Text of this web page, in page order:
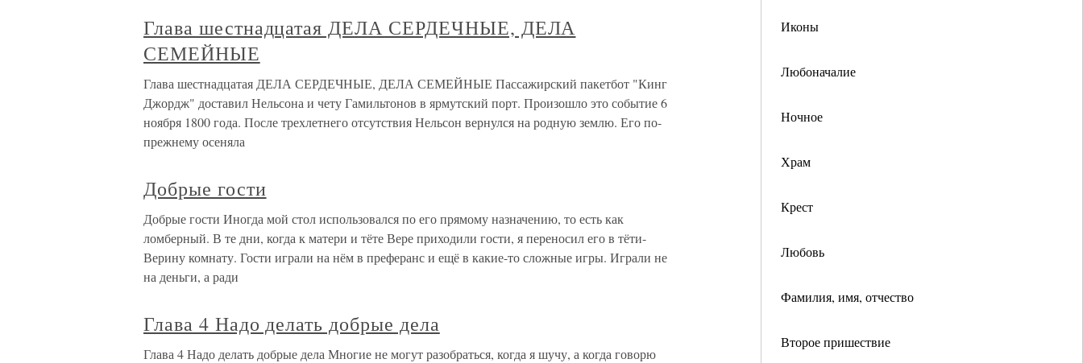
Иконы
Любоначалие
Ночное
Храм
Крест
Любовь
Фамилия, имя, отчество
Второе пришествие
Глава шестнадцатая ДЕЛА СЕРДЕЧНЫЕ, ДЕЛА
СЕМЕЙНЫЕ
Глава шестнадцатая ДЕЛА СЕРДЕЧНЫЕ, ДЕЛА СЕМЕЙНЫЕ Пассажирский пакетбот "Кинг
Джордж" доставил Нельсона и чету Гамильтонов в ярмутский порт. Произошло это событие 6
ноября 1800 года. После трехлетнего отсутствия Нельсон вернулся на родную землю. Его по-
прежнему осеняла
Добрые гости
Добрые гости Иногда мой стол использовался по его прямому назначению, то есть как
ломберный. В те дни, когда к матери и тёте Вере приходили гости, я переносил его в тёти-
Верину комнату. Гости играли на нём в преферанс и ещё в какие-то сложные игры. Играли не
на деньги, а ради
Глава 4 Надо делать добрые дела
Глава 4 Надо делать добрые дела Многие не могут разобраться, когда я шучу, а когда говорю